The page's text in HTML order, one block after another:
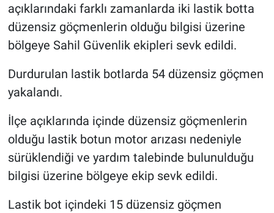
açıklarındaki farklı zamanlarda iki lastik botta
düzensiz göçmenlerin olduğu bilgisi üzerine
bölgeye Sahil Güvenlik ekipleri sevk edildi.
Durdurulan lastik botlarda 54 düzensiz göçmen
yakalandı.
İlçe açıklarında içinde düzensiz göçmenlerin
olduğu lastik botun motor arızası nedeniyle
sürüklendiği ve yardım talebinde bulunulduğu
bilgisi üzerine bölgeye ekip sevk edildi.
Lastik bot içindeki 15 düzensiz göçmen